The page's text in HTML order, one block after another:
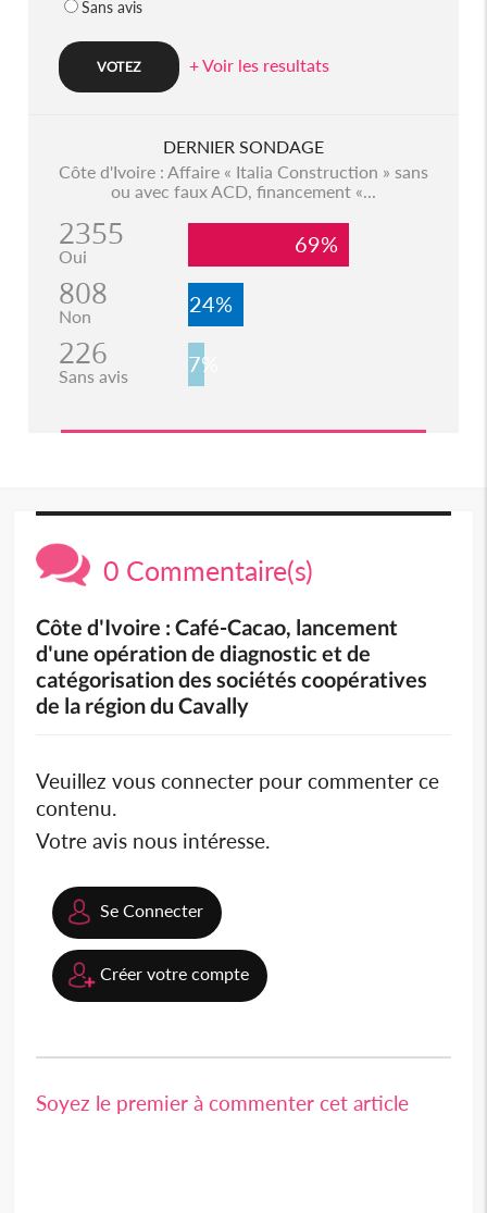
Sans avis
+ Voir les resultats
DERNIER SONDAGE
Côte d'Ivoire : Affaire « Italia Construction » sans
ou avec faux ACD, financement «...
2355
Oui 69%
808
Non 24%
226
Sans avis 7%
0 Commentaire(s)
Côte d'Ivoire : Café-Cacao, lancement
d'une opération de diagnostic et de
catégorisation des sociétés coopératives
de la région du Cavally
Veuillez vous connecter pour commenter ce
contenu.
Votre avis nous intéresse.
Se Connecter
Créer votre compte
Soyez le premier à commenter cet article